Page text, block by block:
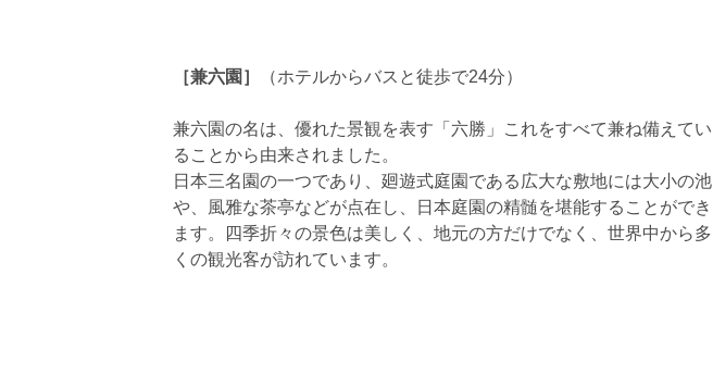
［兼六園］ （ホテルからバスと徒歩で24分）
兼六園の名は、優れた景観を表す「六勝」これをすべて兼ね備えてい
ることから由来されました。
日本三名園の一つであり、廻遊式庭園である広大な敷地には大小の池
や、風雅な茶亭などが点在し、日本庭園の精髄を堪能することができ
ます。四季折々の景色は美しく、地元の方だけでなく、世界中から多
くの観光客が訪れています。